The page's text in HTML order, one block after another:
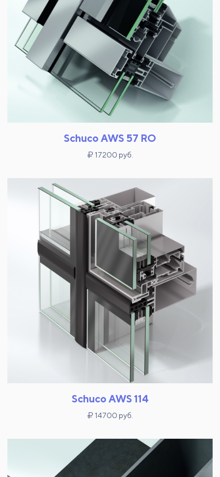
Schuco AWS 57 RO
17200 руб.
Schuco AWS 114
14700 руб.